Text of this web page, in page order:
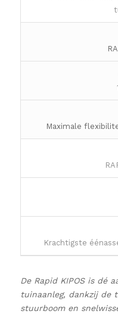
Maximale
Krachtigste
De Rapid KIPOS is dé
tuinaanleg, dankzij de
stuurboom en